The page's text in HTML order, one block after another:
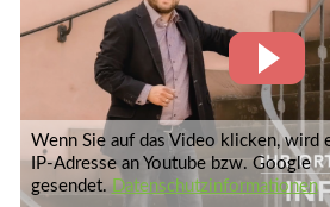
Wenn Sie auf das Video klicken, wird
IP-Adresse an Youtube bzw. Google
gesendet. Datenschutzinformationen